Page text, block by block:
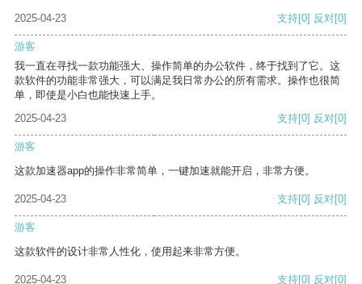
2025-04-23 支持[0] 反对[0]
游客
我一直在寻找一款功能强大、操作简单的办公软件，终于找到了它。这
款软件的功能非常强大，可以满足我日常办公的所有需求。操作也很简
单，即使是小白也能快速上手。
2025-04-23
支持[0] 反对[0]
游客
这款加速器app的操作非常简单，一键加速就能开启，非常方便。
2025-04-23 支持[0] 反对[0]
游客
这款软件的设计非常人性化，使用起来非常方便。
2025-04-23 支持[0] 反对[0]